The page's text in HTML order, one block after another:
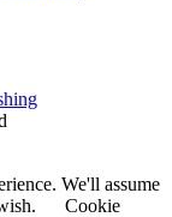
We'll assume
Cookie